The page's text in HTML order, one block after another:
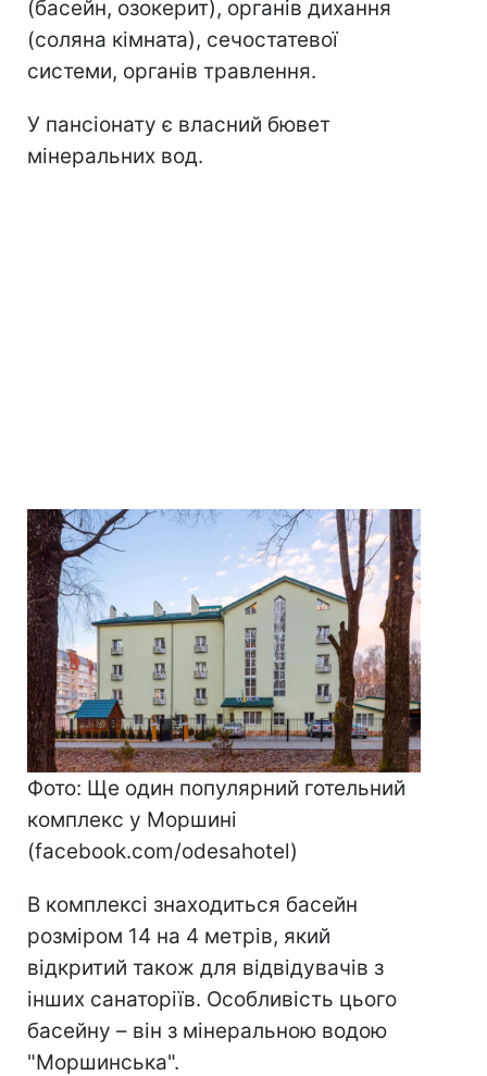
(басейн, озокерит), органів дихання
(соляна кімната), сечостатевої
системи, органів травлення.
У пансіонату є власний бювет
мінеральних вод.
Фото: Ще один популярний готельний
комплекс у Моршині
(facebook.com/odesahotel)
В комплексі знаходиться басейн
розміром 14 на 4 метрів, який
відкритий також для відвідувачів з
інших санаторіїв. Особливість цього
басейну – він з мінеральною водою
"Моршинська".